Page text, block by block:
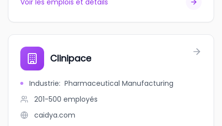
Voir les emplois et détails
Clinipace
Industrie: Pharmaceutical Manufacturing
201-500 employés
caidya.com